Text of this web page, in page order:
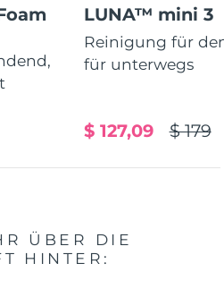
LUNA™ mini 3
Reinigung für
für unterwegs
$ 179
$ 127,09
ÜBER DIE
HINTER: